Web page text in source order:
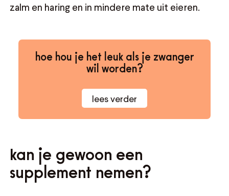
zalm en haring en in mindere mate uit eieren.
hoe hou je het leuk als je zwanger
wil worden?
lees verder
kan je gewoon een
supplement nemen?